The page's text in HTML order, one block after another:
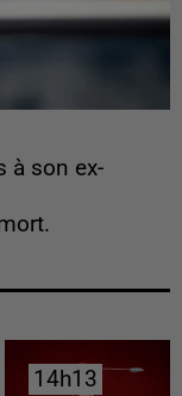
à son ex-
14h13
14h13